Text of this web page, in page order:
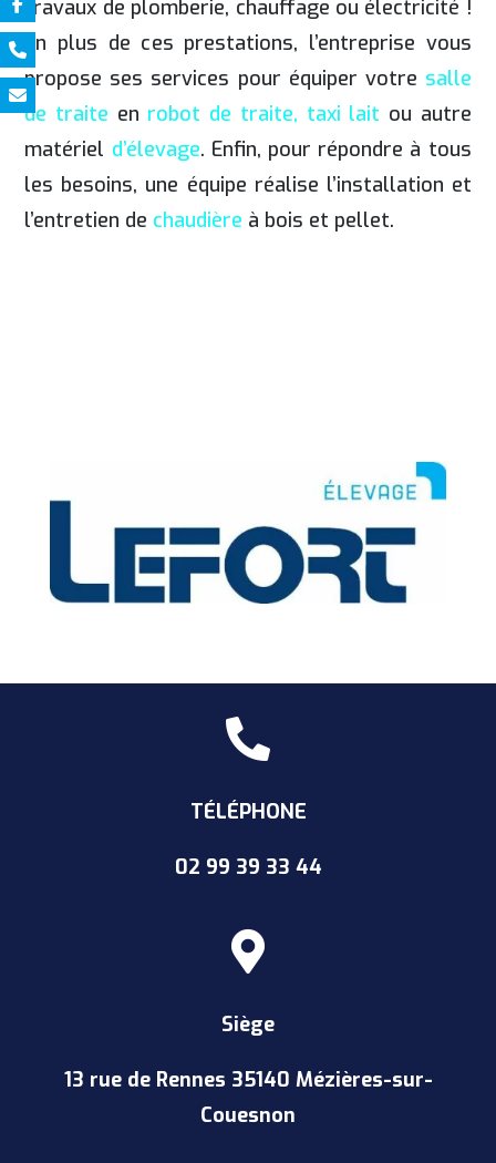
travaux de plomberie, chauffage ou électricité !
En plus de ces prestations, l’entreprise vous
propose ses services pour équiper votre salle
de traite en robot de traite, taxi lait ou autre
matériel d’élevage. Enfin, pour répondre à tous
les besoins, une équipe réalise l’installation et
l’entretien de chaudière à bois et pellet.

TÉLÉPHONE
02 99 39 33 44

Siège
13 rue de Rennes 35140 Mézières-sur-
Couesnon